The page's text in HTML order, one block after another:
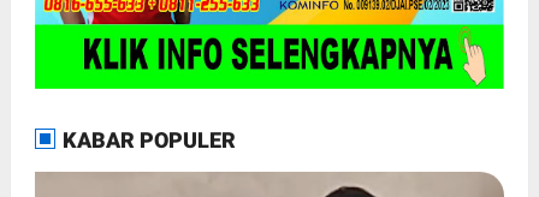
KABAR POPULER